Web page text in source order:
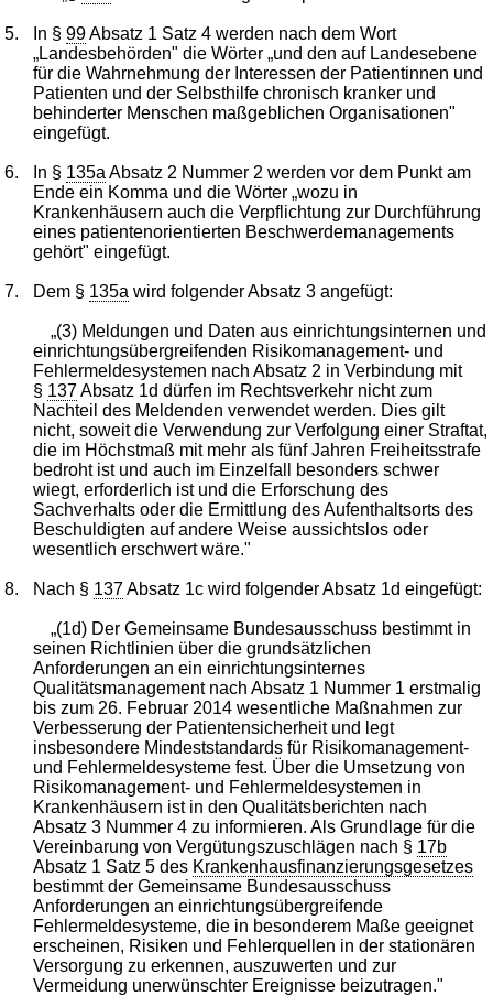
5. In §99Absatz 1 Satz 4 werden nach dem Wort
„Landesbehörden" die Wörter „und den auf Landesebene
für die Wahrnehmung der Interessen der Patientinnen und
Patienten und der Selbsthilfe chronisch kranker und
behinderter Menschen maßgeblichen Organisationen"
eingefügt.
6. In § 135a Absatz 2 Nummer 2 werden vor dem Punkt am
Ende ein Komma und die Wörter „wozu in
Krankenhäusern auch die Verpflichtung zur Durchführung
eines patientenorientierten Beschwerdemanagements
gehört" eingefügt.
7. Dem § 135a wird folgender Absatz 3 angefügt:
„(3) Meldungen und Daten aus einrichtungsinternen und
einrichtungsübergreifenden Risikomanagement- und
Fehlermeldesystemen nach Absatz 2 in Verbindung mit
§ 137Absatz 1d dürfen im Rechtsverkehr nicht zum
Nachteil des Meldenden verwendet werden. Dies gilt
nicht, soweit die Verwendung zur Verfolgung einer Straftat,
die im Höchstmaß mit mehr als fünf Jahren Freiheitsstrafe
bedroht ist und auch im Einzelfall besonders schwer
wiegt, erforderlich ist und die Erforschung des
Sachverhalts oder die Ermittlung des Aufenthaltsorts des
Beschuldigten auf andere Weise aussichtslos oder
wesentlich erschwert wäre."
8. Nach § 137Absatz 1c wird folgender Absatz 1d eingefügt:
„(1d) Der Gemeinsame Bundesausschuss bestimmt in
seinen Richtlinien über die grundsätzlichen
Anforderungen an ein einrichtungsinternes
Qualitätsmanagement nach Absatz 1 Nummer 1 erstmalig
bis zum 26. Februar 2014 wesentliche Maßnahmen zur
Verbesserung der Patientensicherheit und legt
insbesondere Mindeststandards für Risikomanagement-
und Fehlermeldesysteme fest. Über die Umsetzung von
Risikomanagement- und Fehlermeldesystemen in
Krankenhäusern ist in den Qualitätsberichten nach
Absatz 3 Nummer 4 zu informieren. Als Grundlage für die
Vereinbarung von Vergütungszuschlägen nach § 17b
Absatz 1 Satz 5 des Krankenhausfinanzierungsgesetzes
bestimmt der Gemeinsame Bundesausschuss
Anforderungen an einrichtungsübergreifende
Fehlermeldesysteme, die in besonderem Maße geeignet
erscheinen, Risiken und Fehlerquellen in der stationären
Versorgung zu erkennen, auszuwerten und zur
Vermeidung unerwünschter Ereignisse beizutragen."